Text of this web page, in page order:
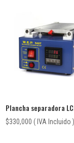
Plancha separadora
$330,000 ( IVA Incluido )